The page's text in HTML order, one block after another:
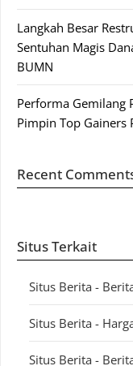
Langkah Besar
Sentuhan Magis
BUMN
Performa Gemilang
Pimpin Top Gainers
Recent
Situs Terkait
Situs Berita -
Situs Berita -
Situs Berita -